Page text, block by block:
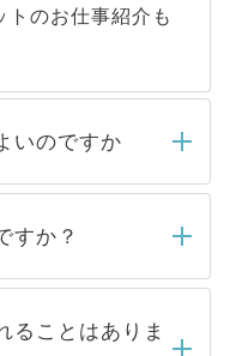
トのお仕事紹介も
いのですか
、弊社担当者がご
メールもしくは
にはご連絡をせて
くお待ちくださ
すか？
扱っている求人の
からご覧いただ
ることはありま